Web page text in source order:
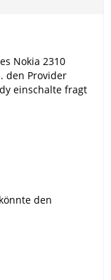
Nokia 2310
den Provider
einschalte fragt
den